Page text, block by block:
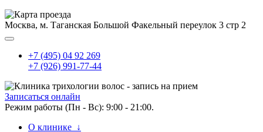
Москва, м. Таганская Большой Факельный переулок 3 стр 2
+7 (495) 04 92 269
+7 (926) 991-77-44
Записаться онлайн
Режим работы (Пн - Вс): 9:00 - 21:00.
О клинике ↓